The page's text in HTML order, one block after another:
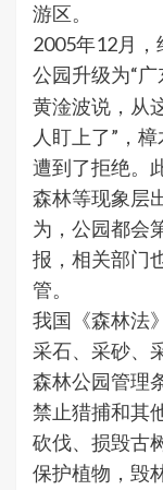
游区。
2005年12月
公园升级为“广
黄淦波说，从
人盯上了”，
遭到了拒绝。
森林等现象层
为，公园都会
报，相关部门
管。
我国《森林法
采石、采砂、
森林公园管理
禁止猎捕和其
砍伐、损毁古
保护植物，毁